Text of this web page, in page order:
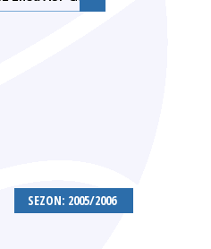
SEZON: 2005/2006